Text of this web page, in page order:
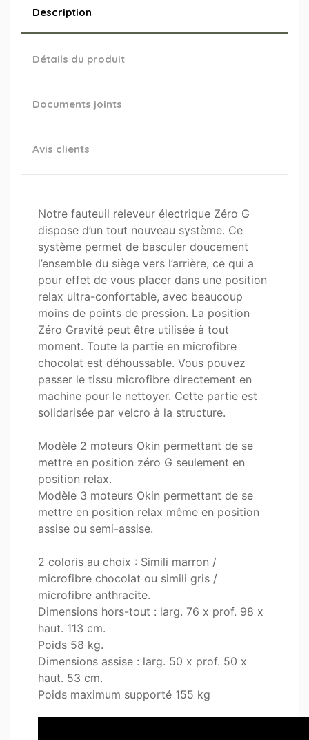
Description
Détails du produit
Documents joints
Avis clients
Notre fauteuil releveur électrique Zéro G
dispose d’un tout nouveau système. Ce
système permet de basculer doucement
l’ensemble du siège vers l’arrière, ce qui a
pour effet de vous placer dans une position
relax ultra-confortable, avec beaucoup
moins de points de pression. La position
Zéro Gravité peut être utilisée à tout
moment. Toute la partie en microfibre
chocolat est déhoussable. Vous pouvez
passer le tissu microfibre directement en
machine pour le nettoyer. Cette partie est
solidarisée par velcro à la structure.
Modèle 2 moteurs Okin permettant de se
mettre en position zéro G seulement en
position relax.
Modèle 3 moteurs Okin permettant de se
mettre en position relax même en position
assise ou semi-assise.
2 coloris au choix : Simili marron /
microfibre chocolat ou simili gris /
microfibre anthracite.
Dimensions hors-tout : larg. 76 x prof. 98 x
haut. 113 cm.
Poids 58 kg.
Dimensions assise : larg. 50 x prof. 50 x
haut. 53 cm.
Poids maximum supporté 155 kg